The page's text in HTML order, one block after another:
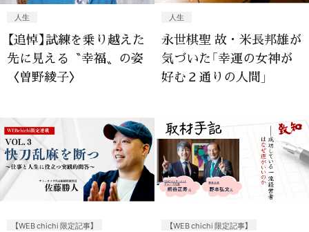
人生
【追悼】試練を乗り越えた
先に見える〝幸福〟の姿
〈曽野綾子〉
人生
永世棋聖 故・米長邦雄が
気づいた「幸運の女神が
好む２通りの人間」
【WEB chichi 限定記事】 【WEB chichi 限定記事】